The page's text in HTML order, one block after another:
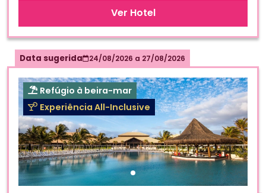
Ver Hotel
Data sugerida 24/08/2026 a 27/08/2026
Refúgio à beira-mar
Experiência All-Inclusive